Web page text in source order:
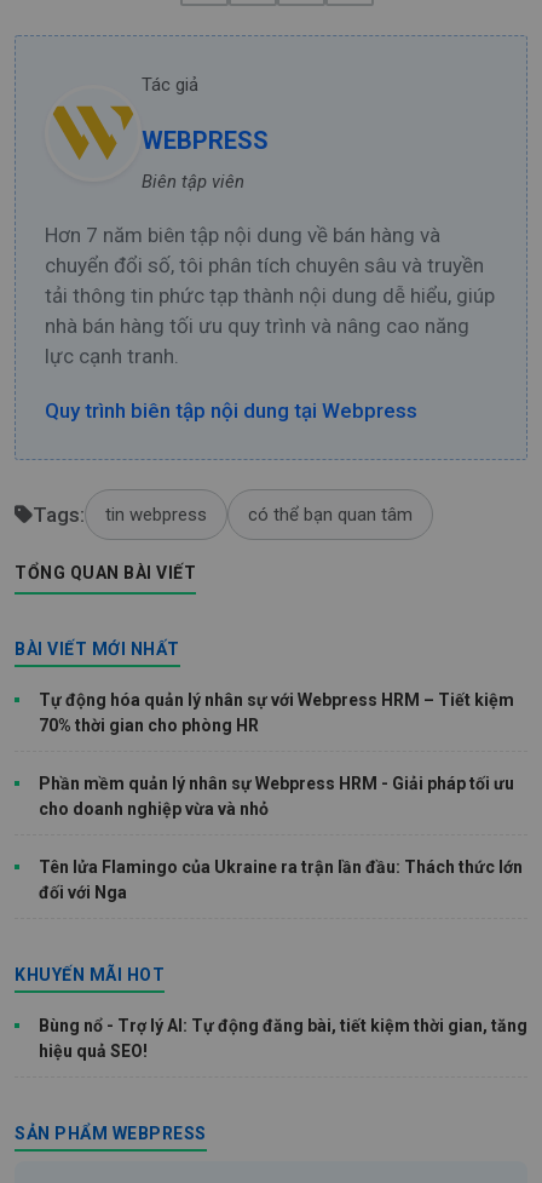
TỔNG QUAN BÀI VIẾT
Tác giả
WEBPRESS
Biên tập viên
Hơn 7 năm biên tập nội dung về bán hàng và
chuyển đổi số, tôi phân tích chuyên sâu và truyền
tải thông tin phức tạp thành nội dung dễ hiểu, giúp
nhà bán hàng tối ưu quy trình và nâng cao năng
lực cạnh tranh.
Quy trình biên tập nội dung tại Webpress
Tags: tin webpress có thể bạn quan tâm
BÀI VIẾT MỚI NHẤT
Tự động hóa quản lý nhân sự với Webpress HRM – Tiết kiệm
70% thời gian cho phòng HR
Phần mềm quản lý nhân sự Webpress HRM - Giải pháp tối ưu
cho doanh nghiệp vừa và nhỏ
Tên lửa Flamingo của Ukraine ra trận lần đầu: Thách thức lớn
đối với Nga
KHUYẾN MÃI HOT
Bùng nổ - Trợ lý AI: Tự động đăng bài, tiết kiệm thời gian, tăng
hiệu quả SEO!
SẢN PHẨM WEBPRESS